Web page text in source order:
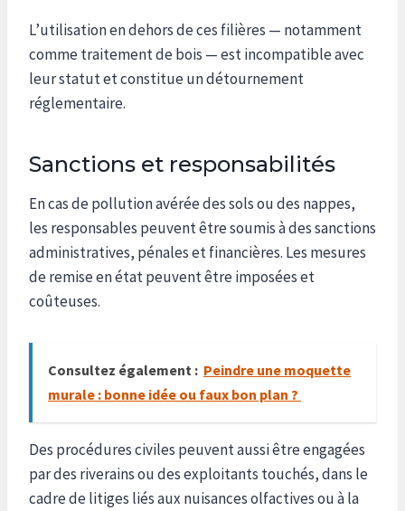
L’utilisation en dehors de ces filières — notamment
comme traitement de bois — est incompatible avec
leur statut et constitue un détournement
réglementaire.
Sanctions et responsabilités
En cas de pollution avérée des sols ou des nappes,
les responsables peuvent être soumis à des sanctions
administratives, pénales et financières. Les mesures
de remise en état peuvent être imposées et
coûteuses.
Consultez également : Peindre une moquette
murale : bonne idée ou faux bon plan ?
Des procédures civiles peuvent aussi être engagées
par des riverains ou des exploitants touchés, dans le
cadre de litiges liés aux nuisances olfactives ou à la